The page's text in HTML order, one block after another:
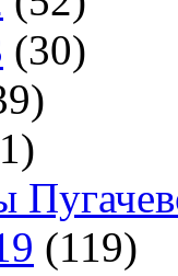
(30)
(119)